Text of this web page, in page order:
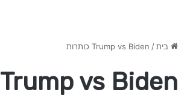
בית/ Trump vs Biden כותרות
Trump vs Biden